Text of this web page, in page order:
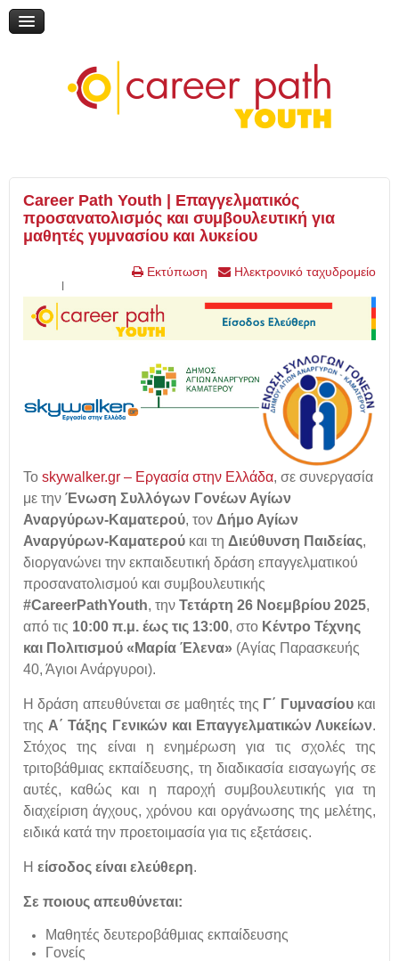
Online Ημερίδα: "Επικαιροποιώντας την τηλεμάθηση"
My Gap Feel & Fill Festival
Career Path Youth | Επαγγελματικός
προσανατολισμός και συμβουλευτική για
μαθητές γυμνασίου και λυκείου
Εκτύπωση
Ηλεκτρονικό ταχυδρομείο
l
Το skywalker.gr – Εργασία στην Ελλάδα, σε συνεργασία
με την Ένωση Συλλόγων Γονέων Αγίων
Αναργύρων-Καματερού, τον Δήμο Αγίων
Αναργύρων-Καματερού και τη Διεύθυνση Παιδείας,
διοργανώνει την εκπαιδευτική δράση επαγγελματικού
προσανατολισμού και συμβουλευτικής
#CareerPathYouth, την Τετάρτη 26 Νοεμβρίου 2025,
από τις 10:00 π.μ. έως τις 13:00, στο Κέντρο Τέχνης
και Πολιτισμού «Μαρία Έλενα» (Αγίας Παρασκευής
40, Άγιοι Ανάργυροι).
Η δράση απευθύνεται σε μαθητές της Γ΄ Γυμνασίουκαι
της Α΄ Τάξης Γενικών και Επαγγελματικών Λυκείων.
Στόχος της είναι η ενημέρωση για τις σχολές της
τριτοβάθμιας εκπαίδευσης, τη διαδικασία εισαγωγής σε
αυτές, καθώς και η παροχή συμβουλευτικής για τη
διαχείριση άγχους, χρόνου και οργάνωσης της μελέτης,
ειδικά κατά την προετοιμασία για τις εξετάσεις.
Η είσοδος είναι ελεύθερη.
Σε ποιους απευθύνεται:
Μαθητές δευτεροβάθμιας εκπαίδευσης
Γονείς